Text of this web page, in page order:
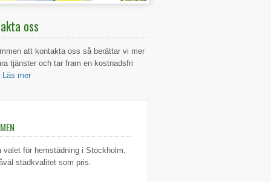
oss
att kontakta oss så berättar vi mer
tjänster och tar fram en kostnadsfri
Läs mer
valet för hemstädning i Stockholm,
städkvalitet som pris.